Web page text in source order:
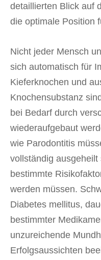
detaillierten Blick auf
die optimale Position
Nicht jeder Mensch
sich automatisch für
Kieferknochen und
Knochensubstanz
bei Bedarf durch
wiederaufgebaut
wie Parodontitis
vollständig
bestimmte
werden müssen.
Diabetes mellitus,
bestimmter
unzureichende
Erfolgsaussichten